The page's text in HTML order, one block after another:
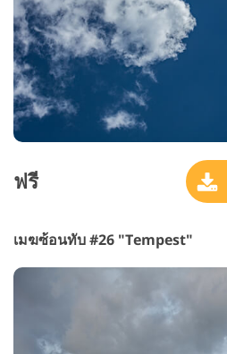
ฟรี
เมฆซ้อนทับ #26 "Tempest"